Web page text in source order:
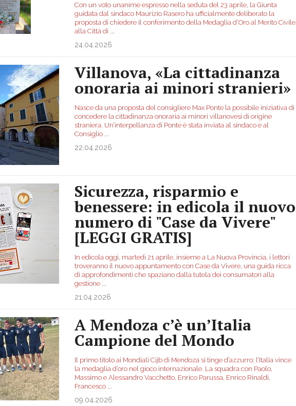
Con un voto unanime espresso nella seduta del 23 aprile, la Giunta
guidata dal sindaco Maurizio Rasero ha ufficialmente deliberato la
proposta di chiedere il conferimento della Medaglia d’Oro al Merito Civile
alla Città di
24.04.2026
Villanova, «La cittadinanza
onoraria ai minori stranieri»
Nasce da una proposta del consigliere Max Ponte la possibile iniziativa di
concedere la cittadinanza onoraria ai minori villanovesi di origine
straniera. Un’interpellanza di Ponte è stata inviata al sindaco e al
Consiglio
22.04.2026
Sicurezza, risparmio e
benessere: in edicola il nuovo
numero di "Case da Vivere"
[LEGGI GRATIS]
In edicola oggi, martedì 21 aprile, insieme a La Nuova Provincia, i lettori
troveranno il nuovo appuntamento con Case da Vivere, una guida ricca
di approfondimenti che spaziano dalla tutela dei consumatori alla
gestione
21.04.2026
A Mendoza c’è un’Italia
Campione del Mondo
Il primo titolo ai Mondiali Cijb di Mendoza si tinge d’azzurro: l’Italia vince
la medaglia d’oro nel gioco internazionale. La squadra con Paolo,
Massimo e Alessandro Vacchetto, Enrico Parussa, Enrico Rinaldi,
Francesco
09.04.2026